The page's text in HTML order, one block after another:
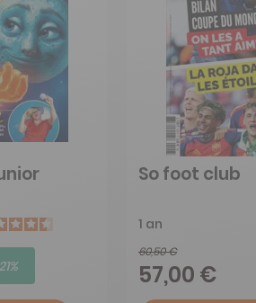
So foot club
1 an
60,50 €
57,00 €